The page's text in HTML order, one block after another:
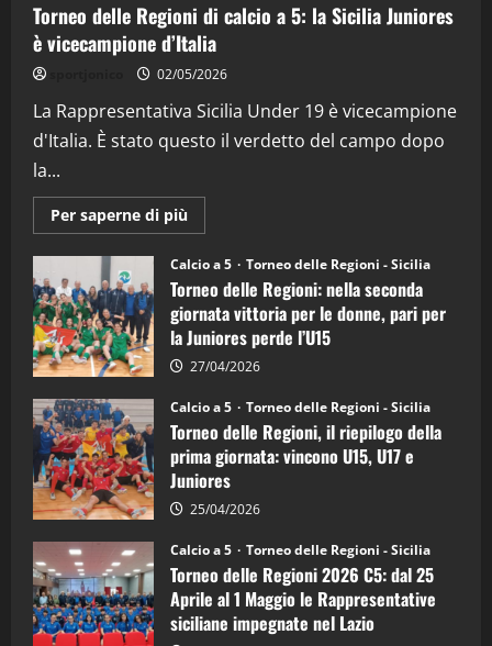
"SportEmpire" in Podcast
“SportEmpire” in Podcast: 26^ Puntata
08/04/2026
Torneo delle Regioni di calcio a 5: la Sicilia Juniores
è vicecampione d’Italia
02/05/2026
La Rappresentativa Sicilia Under 19 è vicecampione
d'Italia. È stato questo il verdetto del campo dopo
la...
Per saperne di più
informazioni
Torneo
delle
Regioni
di
calcio
a
5:
la
Juniores
è
vicecampione
d’Italia
Calcio a 5 Torneo delle Regioni - Sicilia
Torneo delle Regioni: nella seconda
giornata vittoria per le donne, pari per
la Juniores perde l’U15
27/04/2026
Calcio a 5 Torneo delle Regioni - Sicilia
Torneo delle Regioni, il riepilogo della
prima giornata: vincono U15, U17 e
Juniores
25/04/2026
Calcio a 5 Torneo delle Regioni - Sicilia
Torneo delle Regioni 2026 C5: dal 25
Aprile al 1 Maggio le Rappresentative
siciliane impegnate nel Lazio